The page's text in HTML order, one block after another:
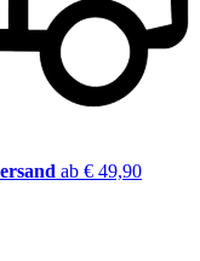
ab € 49,90